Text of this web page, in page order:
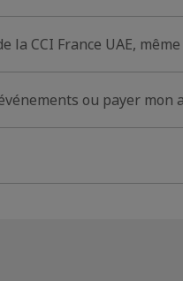
la CCI France UAE,
ou payer mon